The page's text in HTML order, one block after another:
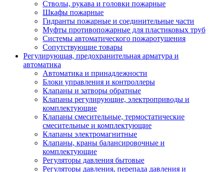
Стволы, рукава и головки пожарные
Шкафы пожарные
Гидранты пожарные и соединительные части
Муфты противопожарные для пластиковых труб
Системы автоматического пожаротушения
Сопутствующие товары
Регулирующая, предохранительная арматура и
автоматика
Автоматика и принадлежности
Блоки управления и контроллеры
Клапаны и затворы обратные
Клапаны регулирующие, электроприводы и
комплектующие
Клапаны смесительные, термостатические
смесительные и комплектующие
Клапаны электромагнитные
Клапаны, краны балансировочные и
комплектующие
Регуляторы давления бытовые
Регуляторы давления, перепада давления и